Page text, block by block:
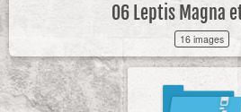
06 Leptis Magna
16 images